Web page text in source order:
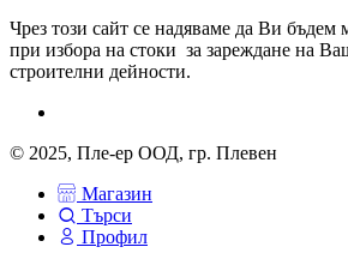
Чрез този сайт се надяваме да Ви бъдем
при избора на стоки за зареждане на
строителни дейности.
© 2025, Пле-ер ООД, гр. Плевен
Магазин
Търси
Профил